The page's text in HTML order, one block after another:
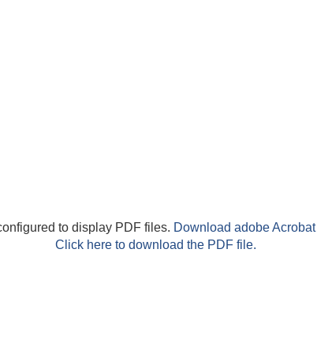
to display PDF files. Download adobe Acrobat
Click here to download the PDF file.